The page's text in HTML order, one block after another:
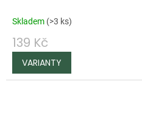
Skladem (>3 ks)
139 Kč